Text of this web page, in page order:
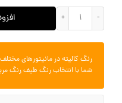
کالیته Carpet عدد
رنگ کالیته در مانیتورهای
شما با انتخاب رنگ طیف رنگ